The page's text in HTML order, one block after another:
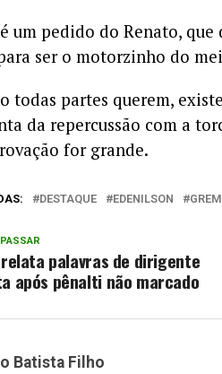
um pedido do Renato,
ser o motorzinho do
todas partes querem,
da repercussão com a
for grande.
DESTAQUE EDENILSON
palavras de dirigente
após pênalti não marcado
Batista Filho